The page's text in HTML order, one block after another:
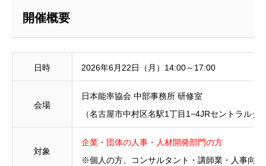
開催概要
日時 2026年6月22日（月）14:00～17:00
会場
日本能率協会 中部事務所 研修室
（名古屋市中村区名駅1丁目1−4JRセントラルタ
対象
企業・団体の人事・人材開発部門の方
※個人の方、コンサルタント・講師業・人事向